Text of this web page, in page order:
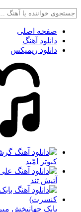
صفحه اصلی
دانلود آهنگ
دانلود ریمیکس
کبوتر امّید
آتیش تند
بابک جهانبخش